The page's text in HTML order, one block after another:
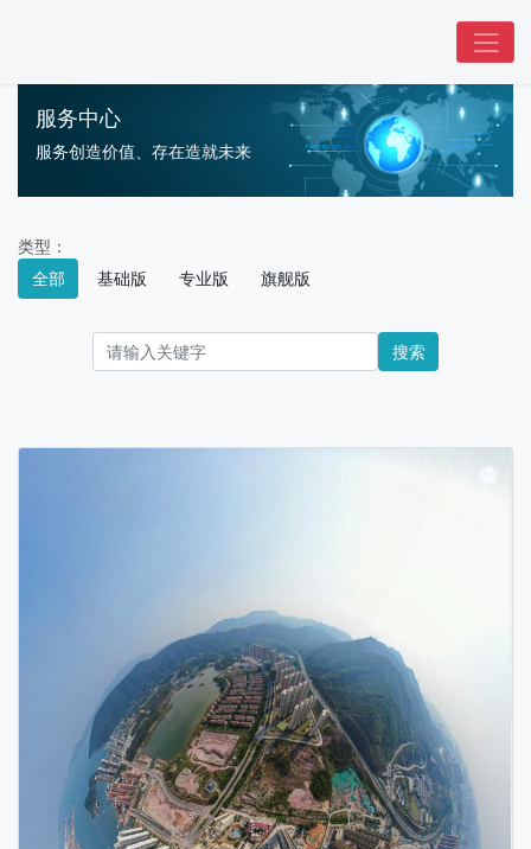
服务中心
服务创造价值、存在造就未来
类型：
全部
基础版 专业版 旗舰版
搜索